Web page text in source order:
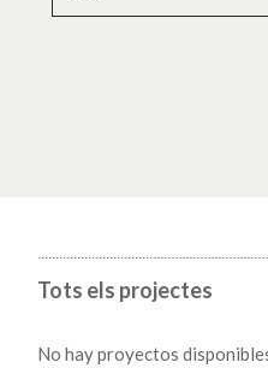
Tots els projectes
No hay proyectos